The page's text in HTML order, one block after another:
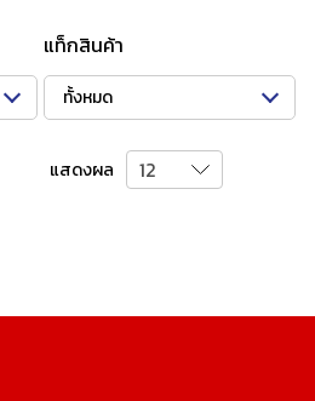
แท็กสินค้า
ทั้งหมด
แสดงผล